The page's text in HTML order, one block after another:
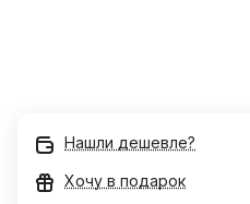
Нашли дешевле?
Хочу в подарок